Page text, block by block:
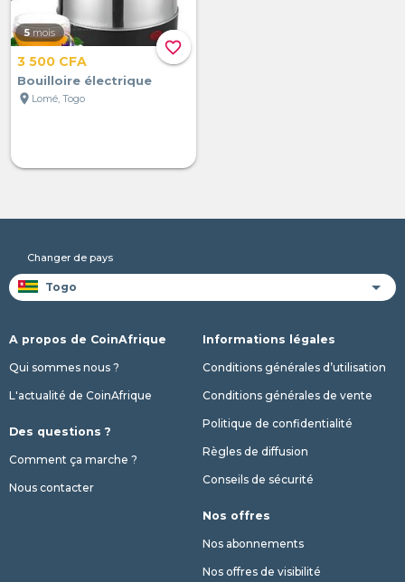
favorite_border
5 mois
3 500 CFA
Bouilloire électrique
location_on Lomé, Togo
Changer de pays
A propos de CoinAfrique
Qui sommes nous ?
L'actualité de CoinAfrique
Des questions ?
Comment ça marche ?
Nous contacter
Informations légales
Conditions générales d’utilisation
Conditions générales de vente
Politique de confidentialité
Règles de diffusion
Conseils de sécurité
Nos offres
Nos abonnements
Nos offres de visibilité